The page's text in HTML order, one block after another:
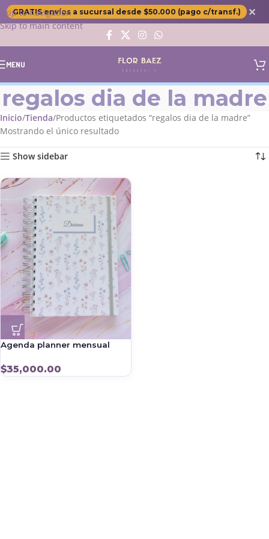
Skip to navigation
Skip to main content
GRATIS envíos a sucursal desde $50.000 (pago c/transf.) ✕
MENU
regalos dia de la madre
Inicio Tienda Productos etiquetados “regalos dia de la madre”
Mostrando el único resultado
Show sidebar
Agenda planner mensual
$35,000.00